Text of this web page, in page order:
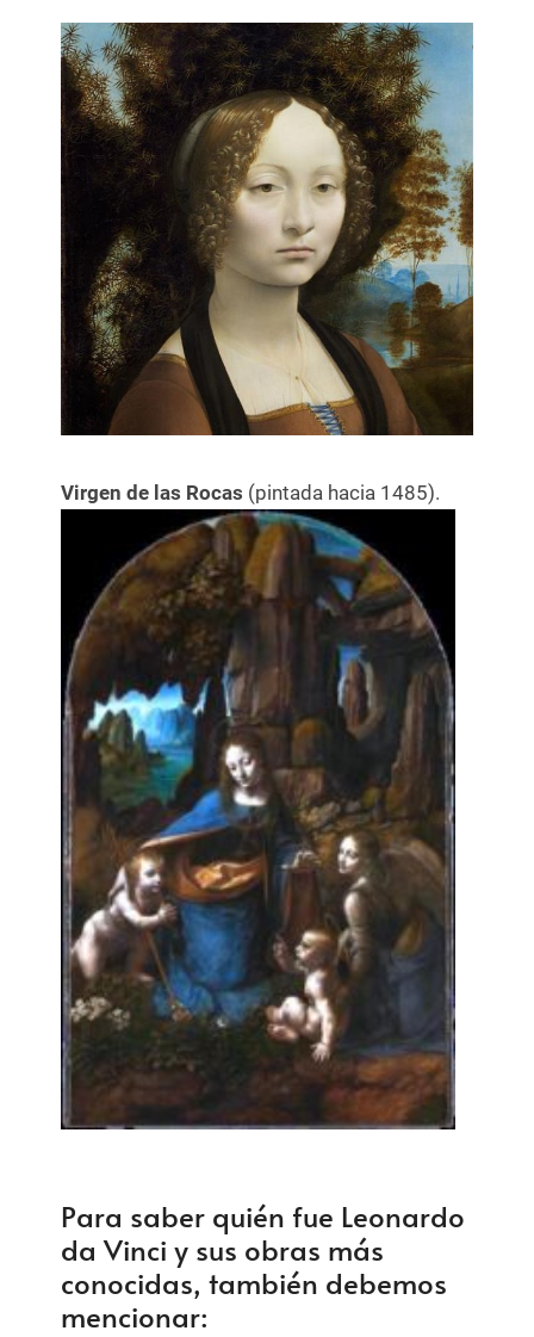
Virgen de las Rocas (pintada hacia 1485).
Para saber quién fue Leonardo
da Vinci y sus obras más
conocidas, también debemos
mencionar: